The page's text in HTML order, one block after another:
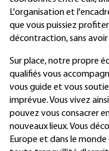
L'organisation et
que vous puissiez
décontraction, sans avoir
Sur place, notre propre
qualifiés vous
vous guide et vous
imprévue. Vous vivez
pouvez vous consacrer
nouveaux lieux. Vous
Europe et dans le